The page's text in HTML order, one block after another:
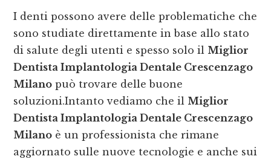
I denti possono avere delle problematiche che
sono studiate direttamente in base allo stato
di salute degli utenti e spesso solo il Miglior
Dentista Implantologia Dentale Crescenzago
Milano può trovare delle buone
soluzioni.Intanto vediamo che il Miglior
Dentista Implantologia Dentale Crescenzago
Milano è un professionista che rimane
aggiornato sulle nuove tecnologie e anche sui